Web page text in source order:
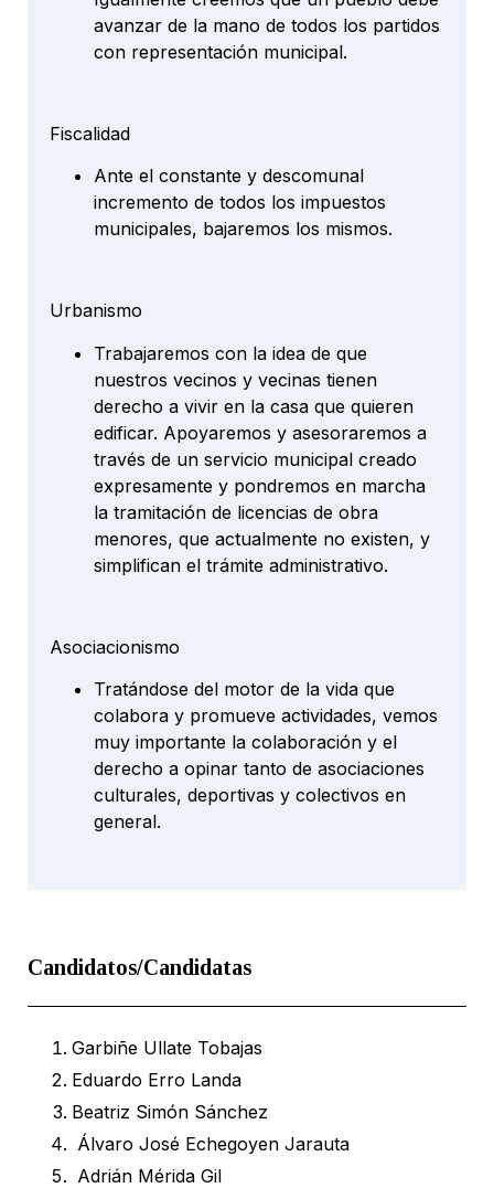
avanzar de la mano de todos los partidos
con representación municipal.
Fiscalidad
Ante el constante y descomunal
incremento de todos los impuestos
municipales, bajaremos los mismos.
Urbanismo
Trabajaremos con la idea de que
nuestros vecinos y vecinas tienen
derecho a vivir en la casa que quieren
edificar. Apoyaremos y asesoraremos a
través de un servicio municipal creado
expresamente y pondremos en marcha
la tramitación de licencias de obra
menores, que actualmente no existen, y
simplifican el trámite administrativo.
Asociacionismo
Tratándose del motor de la vida que
colabora y promueve actividades, vemos
muy importante la colaboración y el
derecho a opinar tanto de asociaciones
culturales, deportivas y colectivos en
general.
Candidatos/Candidatas
Garbiñe Ullate Tobajas
Eduardo Erro Landa
Beatriz Simón Sánchez
Álvaro José Echegoyen Jarauta
Adrián Mérida Gil